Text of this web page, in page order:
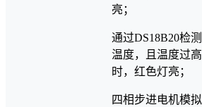
亮；
通过DS18B20检测
温度，且温度过高
时，红色灯亮；
四相步进电机模拟